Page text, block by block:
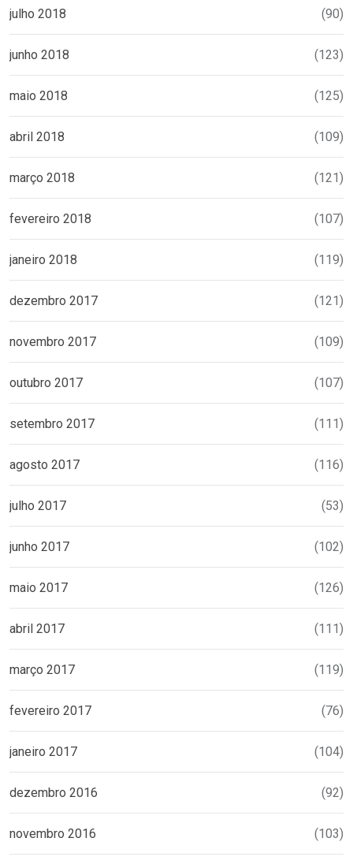
julho 2018 (90)
junho 2018 (123)
maio 2018 (125)
abril 2018 (109)
março 2018 (121)
fevereiro 2018 (107)
janeiro 2018 (119)
dezembro 2017 (121)
novembro 2017 (109)
outubro 2017 (107)
setembro 2017 (111)
agosto 2017 (116)
julho 2017 (53)
junho 2017 (102)
maio 2017 (126)
abril 2017 (111)
março 2017 (119)
fevereiro 2017 (76)
janeiro 2017 (104)
dezembro 2016 (92)
novembro 2016 (103)